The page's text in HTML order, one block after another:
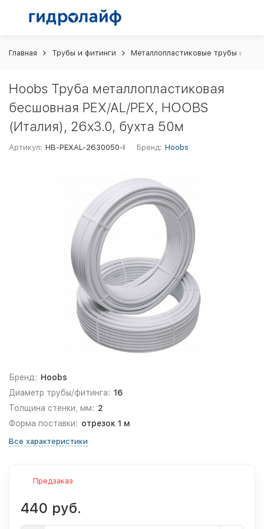
Главная Трубы и фитинги Металлопластиковые трубы и
Hoobs Труба металлопластиковая
бесшовная PEX/AL/PEX, HOOBS
(Италия), 26х3.0, бухта 50м
Артикул: HB-PEXAL-2630050-I Бренд: Hoobs
Бренд: Hoobs
Диаметр трубы/фитинга: 16
Толщина стенки, мм: 2
Форма поставки: отрезок 1 м
Все характеристики
Предзаказ
440 руб.